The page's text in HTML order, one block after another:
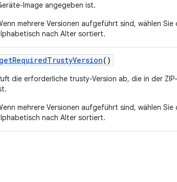
Image angegeben ist.
mehrere Versionen aufgeführt sind, wählen
nach Alter sortiert.
getRequiredTrustyVersion()
die erforderliche trusty-Version ab, die in der
mehrere Versionen aufgeführt sind, wählen
nach Alter sortiert.